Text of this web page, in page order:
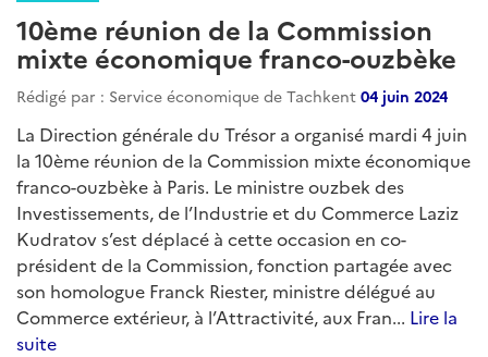
10ème réunion de la Commission
mixte économique franco-ouzbèke
Rédigé par : Service économique de Tachkent 04 juin 2024
La Direction générale du Trésor a organisé mardi 4 juin
la 10ème réunion de la Commission mixte économique
franco-ouzbèke à Paris. Le ministre ouzbek des
Investissements, de l’Industrie et du Commerce Laziz
Kudratov s’est déplacé à cette occasion en co-
président de la Commission, fonction partagée avec
son homologue Franck Riester, ministre délégué au
Commerce extérieur, à l’Attractivité, aux Fran... Lire la
suite